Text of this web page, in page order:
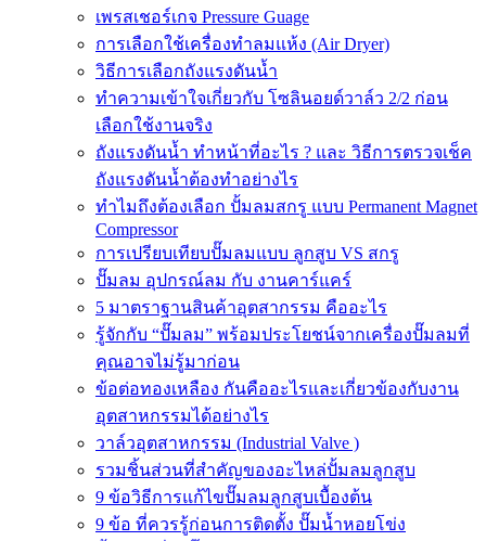
เพรสเชอร์เกจ Pressure Guage
การเลือกใช้เครื่องทำลมแห้ง (Air Dryer)
วิธีการเลือกถังแรงดันน้ำ
ทำความเข้าใจเกี่ยวกับ โซลินอยด์วาล์ว 2/2 ก่อน
เลือกใช้งานจริง
ถังแรงดันน้ำ ทำหน้าที่อะไร ? และ วิธีการตรวจเช็ค
ถังแรงดันน้ำต้องทำอย่างไร
ทำไมถึงต้องเลือก ปั้มลมสกรู แบบ Permanent Magnet
Compressor
การเปรียบเทียบปั๊มลมแบบ ลูกสูบ VS สกรู
ปั๊มลม อุปกรณ์ลม กับ งานคาร์แคร์
5 มาตราฐานสินค้าอุตสากรรม คืออะไร
รู้จักกับ “ปั๊มลม” พร้อมประโยชน์จากเครื่องปั๊มลมที่
คุณอาจไม่รู้มาก่อน
ข้อต่อทองเหลือง กันคืออะไรและเกี่ยวข้องกับงาน
อุตสาหกรรมได้อย่างไร
วาล์วอุตสาหกรรม (Industrial Valve )
รวมชิ้นส่วนที่สำคัญของอะไหล่ปั้มลมลูกสูบ
9 ข้อวิธีการแก้ไขปั๊มลมลูกสูบเบื้องต้น
9 ข้อ ที่ควรรู้ก่อนการติดตั้ง ปั๊มน้ำหอยโข่ง